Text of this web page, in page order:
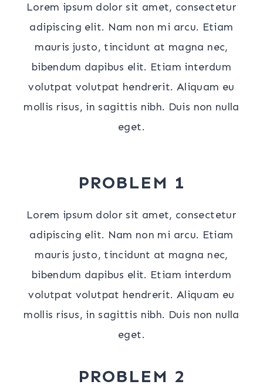
Lorem ipsum dolor sit amet, consectetur
adipiscing elit. Nam non mi arcu. Etiam
mauris justo, tincidunt at magna nec,
bibendum dapibus elit. Etiam interdum
volutpat volutpat hendrerit. Aliquam eu
mollis risus, in sagittis nibh. Duis non nulla
eget.
PROBLEM 1
Lorem ipsum dolor sit amet, consectetur
adipiscing elit. Nam non mi arcu. Etiam
mauris justo, tincidunt at magna nec,
bibendum dapibus elit. Etiam interdum
volutpat volutpat hendrerit. Aliquam eu
mollis risus, in sagittis nibh. Duis non nulla
eget.
PROBLEM 2